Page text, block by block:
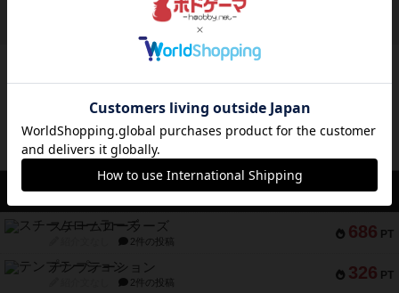
アクセス数 急上昇中
686 PT
スチームローラーズ
2件の投稿
326 PT
テンプテーション
2件の投稿